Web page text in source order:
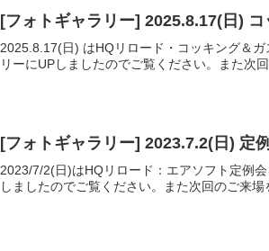
[フォトギャラリー] 2025.8.17(日)
2025.8.17(日) はHQリロード・コッキング＆
リーにUPしましたのでご覧ください。また次
[フォトギャラリー] 2023.7.2(日) 定
2023/7/2(日)はHQリロード：エアソフト定例
しましたのでご覧ください。また次回のご来